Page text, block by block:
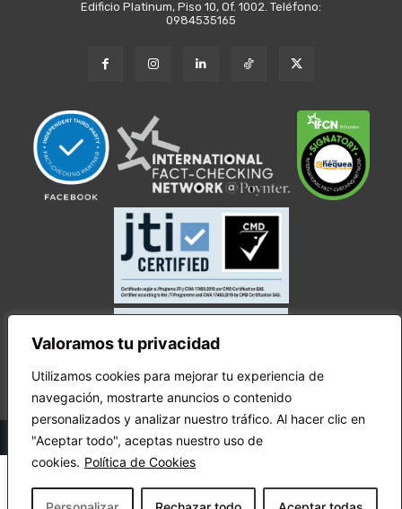
Valoramos tu privacidad
Utilizamos cookies para mejorar tu experiencia de
navegación, mostrarte anuncios o contenido
personalizados y analizar nuestro tráfico. Al hacer clic en
"Aceptar todo", aceptas nuestro uso de
cookies. Política de Cookies
Edificio Platinum, Piso 10, Of. 1002. Teléfono:
0984535165
© Copyright Ecuador Chequea 2025.